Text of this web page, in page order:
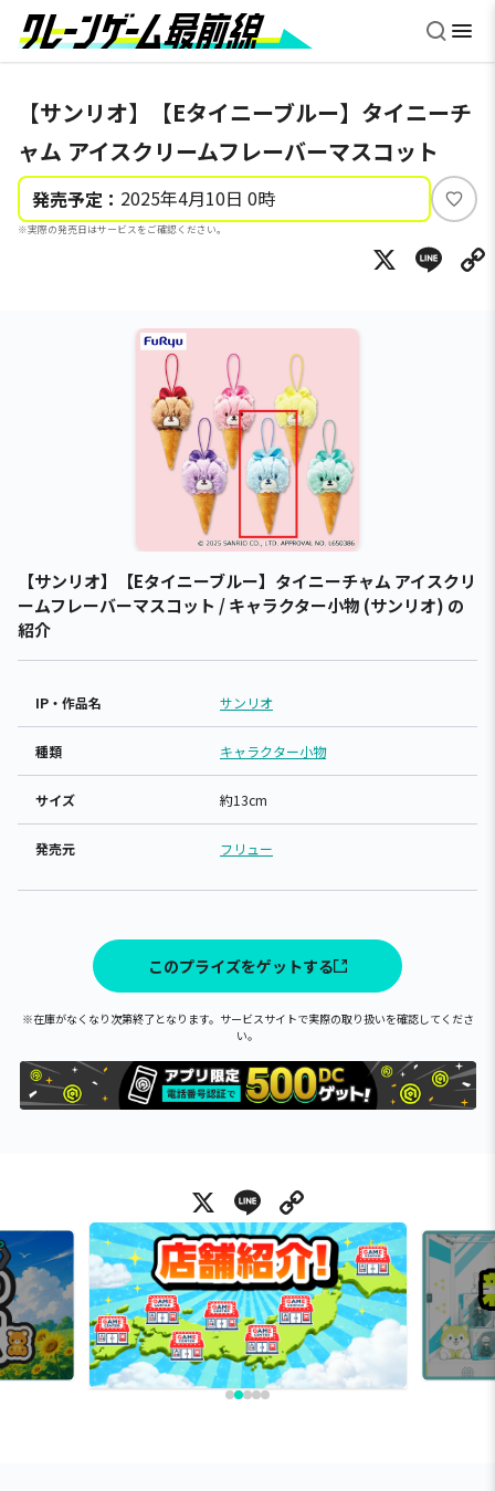
【サンリオ】【Eタイニーブルー】タイニーチ
ャム アイスクリームフレーバーマスコット
発売予定： 2025年4月10日 0時
※実際の発売日はサービスをご確認ください。
い
ね
X
【サンリオ】【Eタイニーブルー】タイニーチャム アイスクリ
ームフレーバーマスコット / キャラクター小物 (サンリオ) の
紹介
IP・作品名 サンリオ
種類 キャラクター小物
サイズ 約13cm
発売元 フリュー
このプライズをゲットする
※在庫がなくなり次第終了となります。サービスサイトで実際の取り扱いを確認してくださ
い。
X Line